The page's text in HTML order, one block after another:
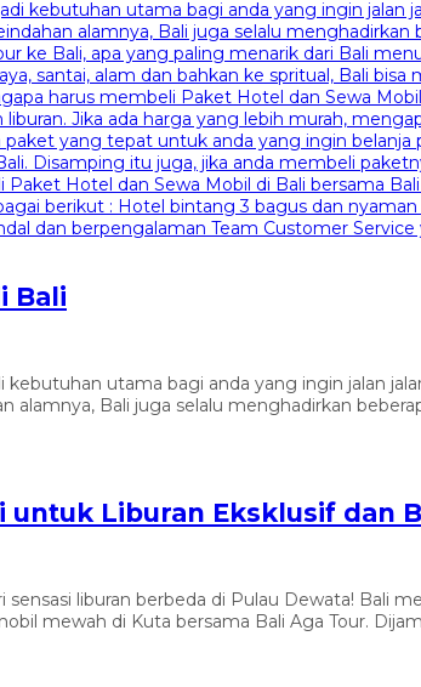
Bali
utama bagi anda yang ingin jalan
alamnya, Bali juga selalu menghadirkan
untuk Liburan Eksklusif dan
sensasi liburan berbeda di Pulau Dewata!
mewah di Kuta bersama Bali Aga Tour.